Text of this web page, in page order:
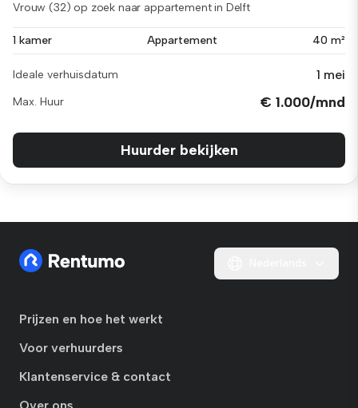
Vrouw (32) op zoek naar appartement in Delft
1 kamer Appartement 40 m²
Ideale verhuisdatum 1 mei
Max. Huur € 1.000/mnd
Huurder bekijken
Prijzen en hoe het werkt
Voor verhuurders
Klantenservice & contact